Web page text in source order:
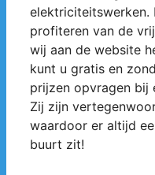
elektriciteitswerken.
profiteren van de
wij aan de website
kunt u gratis en
prijzen opvragen bij
Zij zijn
waardoor er altijd
buurt zit!